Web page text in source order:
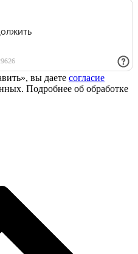
вы даете согласие
Подробнее об обработке